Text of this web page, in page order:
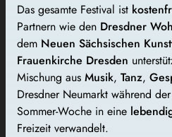
Das gesamte Festival ist
Partnern wie den Dresdner
dem Neuen Sächsischen
Frauenkirche Dresden
Mischung aus Musik, Tanz,
Dresdner Neumarkt während
Sommer-Woche in eine
Freizeit verwandelt.